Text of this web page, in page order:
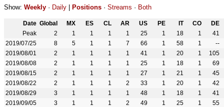
Show: Weekly · Daily Positions · Streams · Both
Date Global MX ES CL AR US PE IT CO
DE
Peak
2 1 1 1 1 25 1 18 1
41
2019/07/25
8 5 1 1 7 66 1 58 1
--
2019/08/01
2 1 1 1 1 41 1 20 1
105
2019/08/08
2 1 1 1 1 25 1 18 1
69
2019/08/15
2 1 1 1 1 27 1 21 1
45
2019/08/22
2 1 1 1 2 33 1 20 1
42
2019/08/29
3 1 1 1 1 48 1 18 1
41
2019/09/05
3 1 1 1 2 49 1 25 1
55